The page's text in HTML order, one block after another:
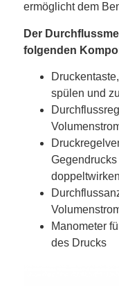
ermöglicht dem
Der
folgenden
spülen und
Manometer
des Drucks